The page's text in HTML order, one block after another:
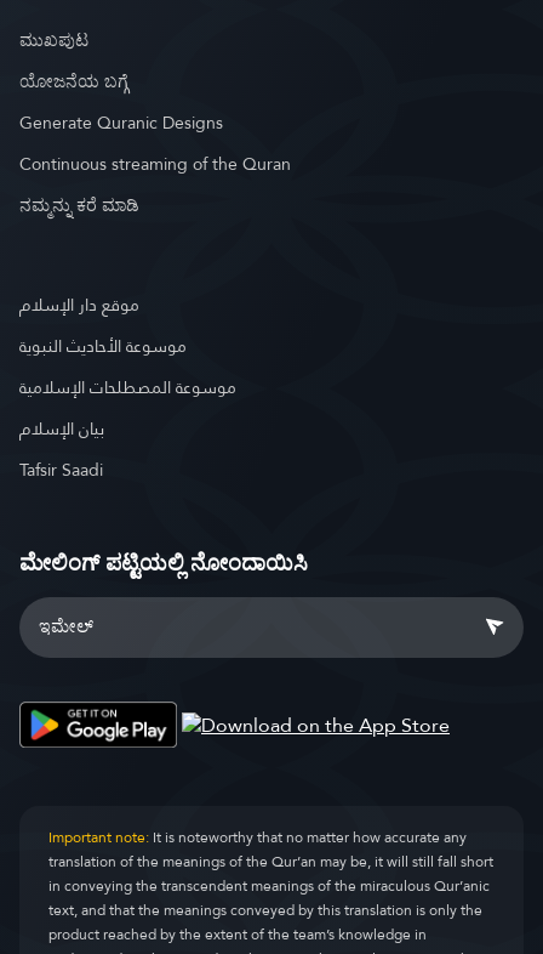
ಮುಖಪುಟ
ಯೋಜನೆಯ ಬಗ್ಗೆ
Generate Quranic Designs
Continuous streaming of the Quran
ನಮ್ಮನ್ನು ಕರೆ ಮಾಡಿ
موقع دار الإسلام
موسوعة الأحاديث النبوية
موسوعة المصطلحات الإسلامية
بيان الإسلام
Tafsir Saadi
ಮೇಲಿಂಗ್ ಪಟ್ಟಿಯಲ್ಲಿ ನೋಂದಾಯಿಸಿ
Important note:It is noteworthy that no matter how accurate any
translation of the meanings of the Qur’an may be, it will still fall short
in conveying the transcendent meanings of the miraculous Qur’anic
text, and that the meanings conveyed by this translation is only the
product reached by the extent of the team’s knowledge in